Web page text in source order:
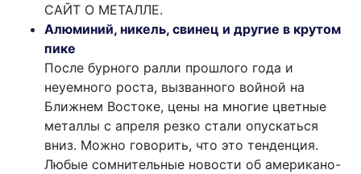
САЙТ О МЕТАЛЛЕ.
Алюминий, никель, свинец и другие в крутом
пике
После бурного ралли прошлого года и
неуемного роста, вызванного войной на
Ближнем Востоке, цены на многие цветные
металлы с апреля резко стали опускаться
вниз. Можно говорить, что это тенденция.
Любые сомнительные новости об американо-